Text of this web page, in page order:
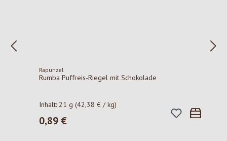
Rapunzel
Rumba Puffreis-Riegel mit Schokolade
Inhalt:21 g(42,38 € / kg)
Regulärer Preis:
0,89 €